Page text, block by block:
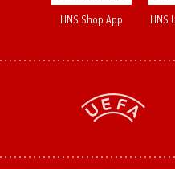
HNS Shop App HNS